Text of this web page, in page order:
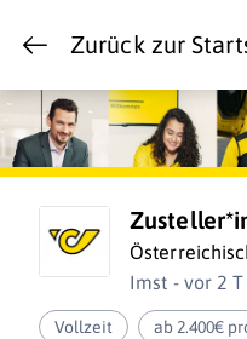
Zurück zur
Imst - vor 2 T
Vollzeit ab 2.400€